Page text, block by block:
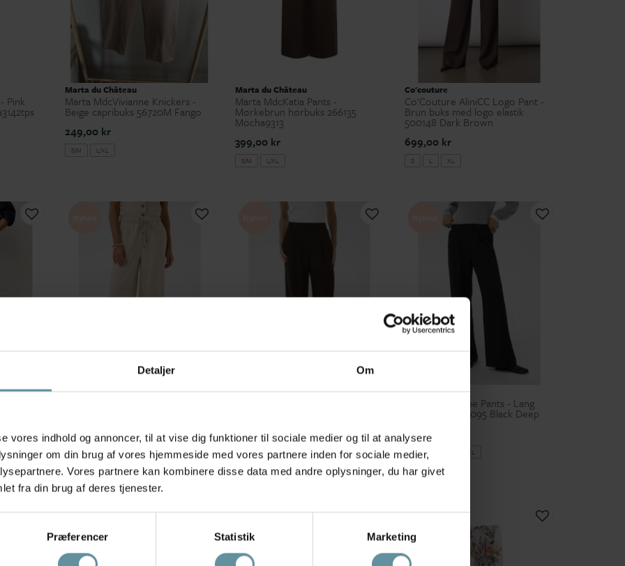
Detaljer Om
vores indhold og annoncer, til at vise dig funktioner til sociale medier og til at analysere
om din brug af vores hjemmeside med vores partnere inden for sociale medier,
Vores partnere kan kombinere disse data med andre oplysninger, du har givet
fra din brug af deres tjenester.
Præferencer Statistik Marketing
Pink
Marta du Château
Marta MdcVivianne Knickers -
Beige capribuks 56720M Fango
249,00 kr
S/M L/XL
Marta du Château
Marta MdcKatia Pants -
Mørkebrun hørbuks 266135
Mocha9313
399,00 kr
S/M L/XL
Co'couture
Co'Couture AliniCC Logo Pant -
Brun buks med logo elastik
500148 Dark Brown
699,00 kr
S L XL
Kaffe
599,95 kr
36 38 40 44
Kaffe
349,95 kr
S M L XL
Kaffe
Kaffe KAphoebe Pants - Lang
sort buks 10511095 Black Deep
349,95 kr
S
+42